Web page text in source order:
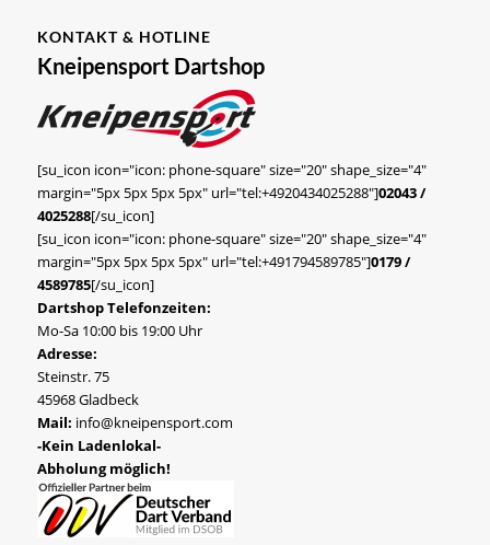
KONTAKT & HOTLINE
Kneipensport Dartshop
[su_icon icon="icon: phone-square" size="20" shape_size="4"
margin="5px 5px 5px 5px" url="tel:+4920434025288"]02043 /
4025288[/su_icon]
[su_icon icon="icon: phone-square" size="20" shape_size="4"
margin="5px 5px 5px 5px" url="tel:+491794589785"]0179 /
4589785[/su_icon]
Dartshop Telefonzeiten:
Mo-Sa 10:00 bis 19:00 Uhr
Adresse:
Steinstr. 75
45968 Gladbeck
Mail: info@kneipensport.com
-Kein Ladenlokal-
Abholung möglich!